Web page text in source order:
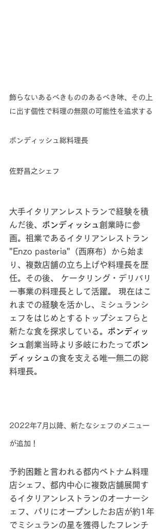
飾らないあるべきもののあるべき味、その上
に出す個性で料理の無限の可能性を追求する
ボンディッシュ総料理長
佐野昌之シェフ
大手イタリアンレストランで経験を積
んだ後、 ボンディッシュ 創業時に参
画。祖業であるイタリアンレストラン
"Enzo pasteria"（西麻布）から始ま
り、複数店舗の立ち上げや料理長を歴
任。その後、 ケータリング・デリバリ
ー事業の料理長として活躍。 現在はこ
れまでの経験を活かし、ミシュランシ
ェフをはじめとするトップシェフらと
新たな食を探求している。 ボンディッ
シュ 創業当時より多岐にわたってボン
ディッシュ の食を支える唯一無二の総
料理長。
2022年7月以降、新たなシェフのメニュー
が追加！
予約困難と言われる都内ベトナム料理
店シェフ、都内中心に複数店舗展開す
るイタリアンレストランのオーナーシ
ェフ、パリにオープンしたお店が約1年
でミシュランの星を獲得したフレンチ